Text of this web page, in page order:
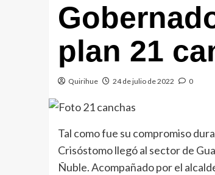
plan 21
Quirihue 24 de julio de 2022 0
Tal como fue su compromiso
Crisóstomo llegó al sector de
Ñuble. Acompañado por el